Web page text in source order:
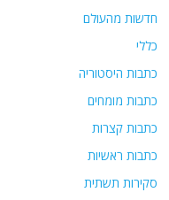
חדשות מהעולם
כללי
כתבות היסטוריה
כתבות מומחים
כתבות קצרות
כתבות ראשיות
סקירות תשתית